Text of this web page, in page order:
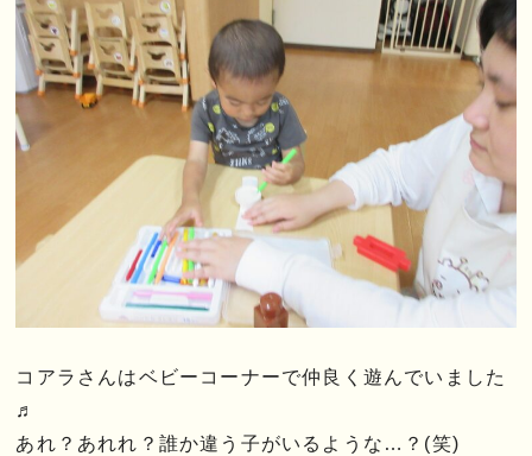
コアラさんはベビーコーナーで仲良く遊んでいました
♬
あれ？あれれ？誰か違う子がいるような…？(笑)